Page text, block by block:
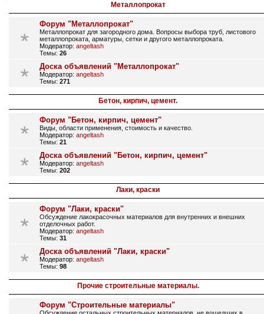
Металлопрокат
Форум "Металлопрокат"
Металлопрокат для загородного дома. Вопросы выбора труб, листового
металлопроката, арматуры, сетки и другого металлопроката.
Модератор: angeltash
Темы: 26
Доска объявлений "Металлопрокат"
Модератор: angeltash
Темы: 271
Бетон, кирпич, цемент.
Форум "Бетон, кирпич, цемент"
Виды, области применения, стоимость и качество.
Модератор: angeltash
Темы: 21
Доска объявлений "Бетон, кирпич, цемент"
Модератор: angeltash
Темы: 202
Лаки, краски
Форум "Лаки, краски"
Обсуждение лакокрасочных материалов для внутренних и внешних
отделочных работ.
Модератор: angeltash
Темы: 31
Доска объявлений "Лаки, краски"
Модератор: angeltash
Темы: 98
Прочие строительные материалы.
Форум "Строительные материалы"